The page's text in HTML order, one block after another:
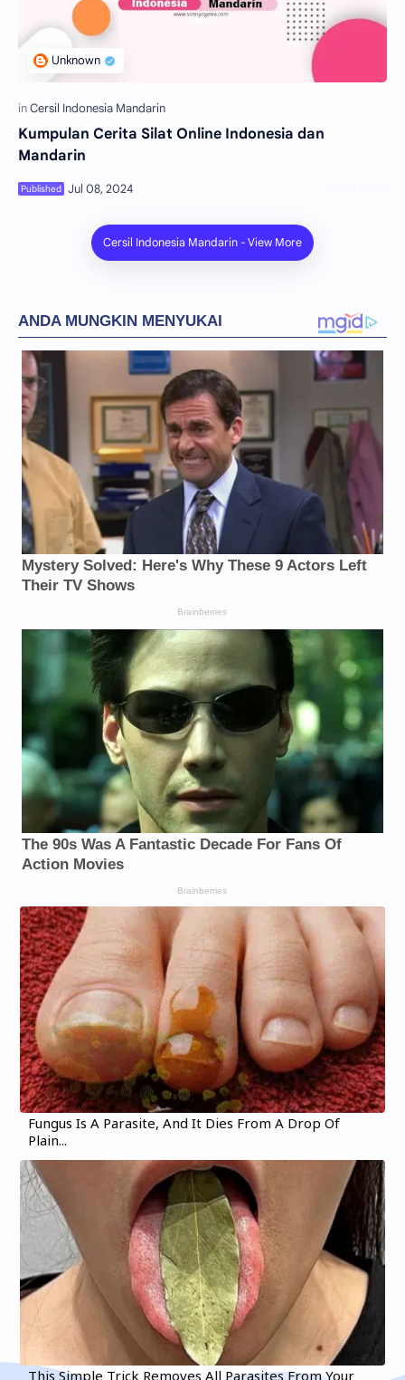
Kumpulan Cerita Silat Online Indonesia dan
Mandarin
Fungus Is A Parasite, And It Dies From A Drop Of
Plain...
This Simple Trick Removes All Parasites From Your